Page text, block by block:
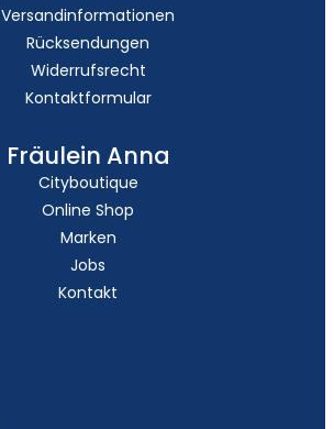
Versandinformationen
Rücksendungen
Widerrufsrecht
Kontaktformular
Fräulein Anna
Cityboutique
Online Shop
Marken
Jobs
Kontakt